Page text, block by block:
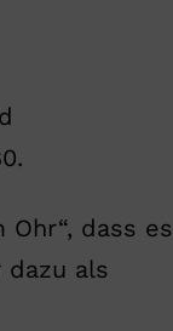
dass es
als